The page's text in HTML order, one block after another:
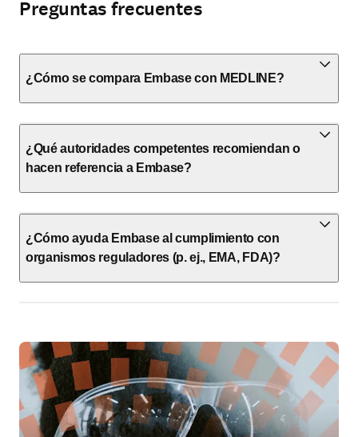
Preguntas frecuentes
¿Cómo se compara Embase con MEDLINE?
¿Qué autoridades competentes recomiendan o
hacen referencia a Embase?
¿Cómo ayuda Embase al cumplimiento con
organismos reguladores (p. ej., EMA, FDA)?